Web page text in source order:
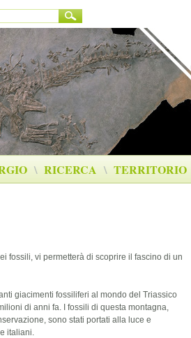
\ RICERCA \ TERRITORIO
fossili, vi permetterà di scoprire il fascino di un
giacimenti fossiliferi al mondo del Triassico
di anni fa. I fossili di questa montagna,
sono stati portati alla luce e
italiani.